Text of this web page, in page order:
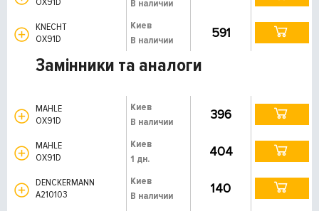
В наличии
KNECHT
OX91D
Киев
В наличии
591
Замінники та аналоги
MAHLE
OX91D
Киев
В наличии
396
MAHLE
OX91D
Киев
1 дн.
404
DENCKERMANN
A210103
Киев
В наличии
140